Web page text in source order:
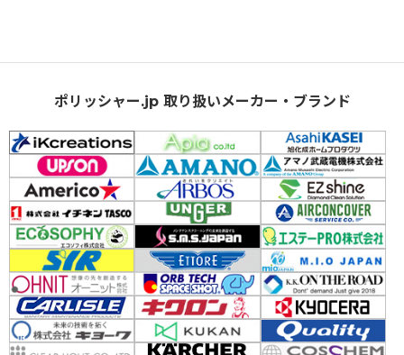
ポリッシャー.jp 取り扱いメーカー・ブランド